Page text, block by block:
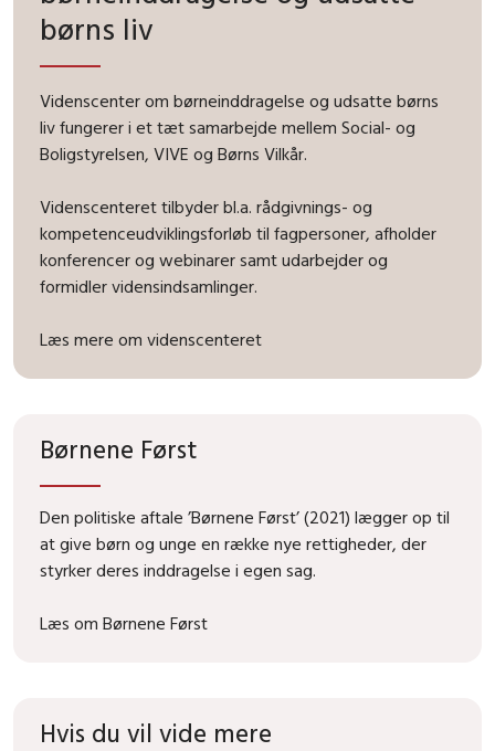
børns liv
Videnscenter om børneinddragelse og udsatte børns
liv fungerer i et tæt samarbejde mellem Social- og
Boligstyrelsen, VIVE og Børns Vilkår.
Videnscenteret tilbyder bl.a. rådgivnings- og
kompetenceudviklingsforløb til fagpersoner, afholder
konferencer og webinarer samt udarbejder og
formidler vidensindsamlinger.
Læs mere om videnscenteret
Børnene Først
Den politiske aftale ’Børnene Først’ (2021) lægger op til
at give børn og unge en række nye rettigheder, der
styrker deres inddragelse i egen sag.
Læs om Børnene Først
Hvis du vil vide mere